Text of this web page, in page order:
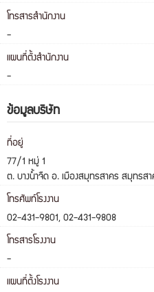
โทรสารสำนักงาน
-
แผนที่ตั้งสำนักงาน
-
ข้อมูลบริษัท
ที่อยู่
77/1 หมู่ 1
ต. บางน้ำจืด อ. เมืองสมุทรสาคร สมุทรส
โทรศัพท์โรงงาน
02-431-9801, 02-431-9808
โทรสารโรงงาน
-
แผนที่ตั้งโรงงาน